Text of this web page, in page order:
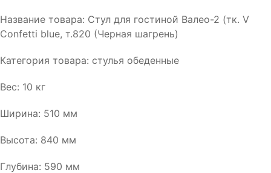
Название товара: Стул для гостиной Валео-2 (тк. V
Confetti blue, т.820 (Черная шагрень)
Категория товара: стулья обеденные
Вес: 10 кг
Ширина: 510 мм
Высота: 840 мм
Глубина: 590 мм